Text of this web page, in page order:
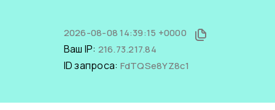
2026-08-08 14:39:15 +0000
Ваш IP: 216.73.217.84
ID запроса: FdTQSe8YZ8c1